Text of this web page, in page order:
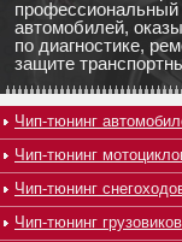
профессиональный
автомобилей,
по диагностике,
защите
Чип-тюнинг
Чип-тюнинг
Чип-тюнинг
Чип-тюнинг грузовиков